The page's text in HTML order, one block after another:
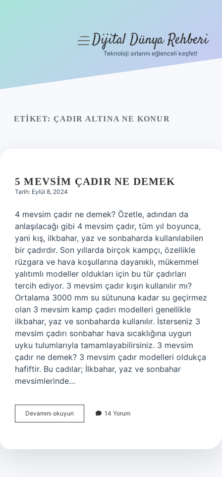
Yasal Uyarı
menüyüDijital Dünya Rehberi
Teknoloji sırlarını eğlenceli keşfet!
ETIKET: ÇADIR ALTINA NE KONUR
5 MEVSIM ÇADIR NE DEMEK
Tarih: Eylül 8, 2024
4 mevsim çadır ne demek? Özetle, adından da
anlaşılacağı gibi 4 mevsim çadır, tüm yıl boyunca,
yani kış, ilkbahar, yaz ve sonbaharda kullanılabilen
bir çadırdır. Son yıllarda birçok kampçı, özellikle
rüzgara ve hava koşullarına dayanıklı, mükemmel
yalıtımlı modeller oldukları için bu tür çadırları
tercih ediyor. 3 mevsim çadır kışın kullanılır mı?
Ortalama 3000 mm su sütununa kadar su geçirmez
olan 3 mevsim kamp çadırı modelleri genellikle
ilkbahar, yaz ve sonbaharda kullanılır. İsterseniz 3
mevsim çadırı sonbahar hava sıcaklığına uygun
uyku tulumlarıyla tamamlayabilirsiniz. 3 mevsim
çadır ne demek? 3 mevsim çadır modelleri oldukça
hafiftir. Bu cadılar; İlkbahar, yaz ve sonbahar
mevsimlerinde…
Devamını okuyun
Mevsim
Demek
14 Yorum